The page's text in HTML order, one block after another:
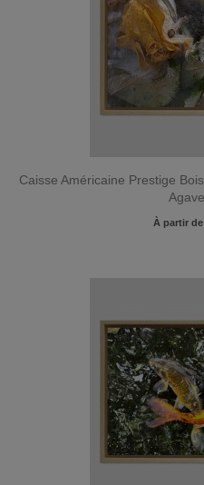
Caisse Américaine Prestige
À partir de